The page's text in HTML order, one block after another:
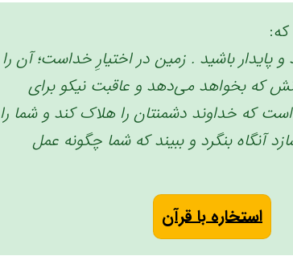
پایدار باشید . زمین در اختیارِ خداست؛ ‌آن را
که بخواهد می‌دهد و عاقبت نیکو برای
که خداوند دشمنتان را هلاک کند و شما را
آنگاه بنگرد و ببیند که شما چگونه عمل
استخاره با قرآن